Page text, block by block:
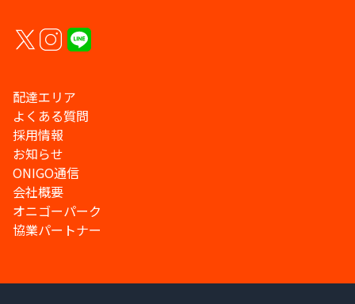
配達エリア
よくある質問
採用情報
お知らせ
ONIGO通信
会社概要
オニゴーパーク
協業パートナー